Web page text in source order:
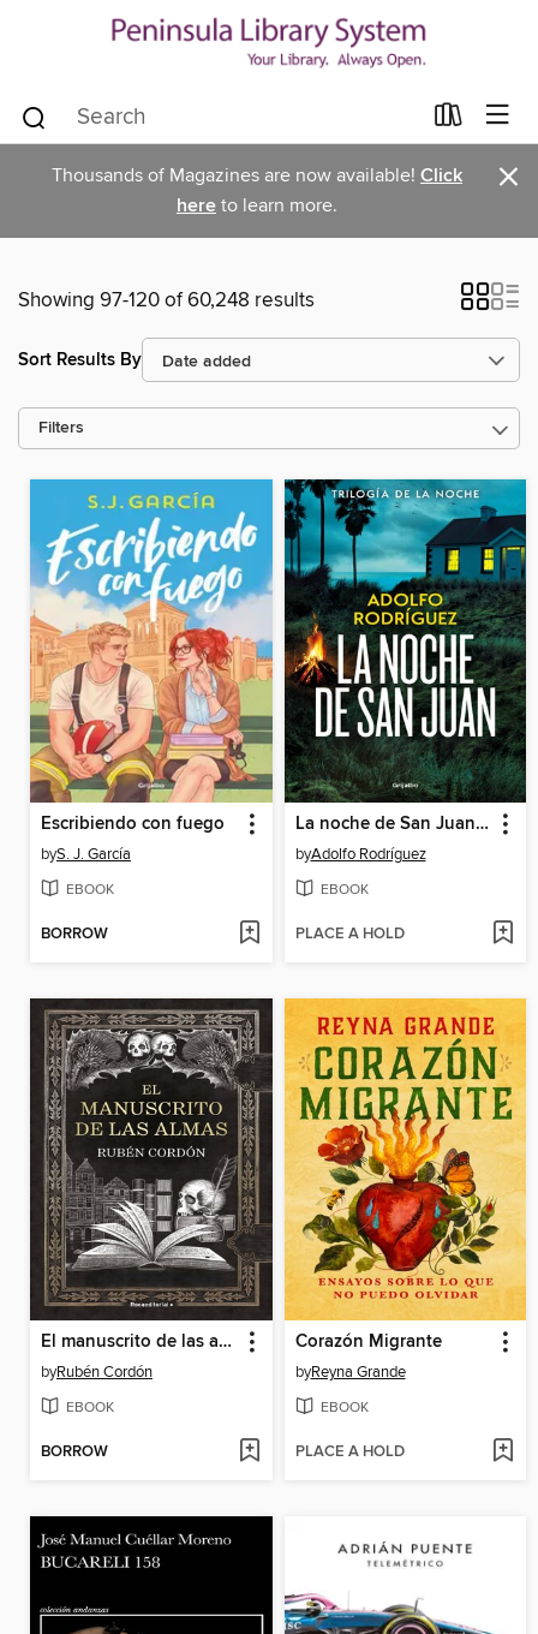
Thousands of Magazines are now available! Click
here to learn more. ×
Showing 97-120 of 60,248 results
Sort Results By
Filters
Escribiendo con fuego
byS. J. García
EBOOK
BORROW
La noche de San Juan (Trilogía de la Noche 1)
byAdolfo Rodríguez
EBOOK
PLACE A HOLD
El manuscrito de las almas
byRubén Cordón
EBOOK
BORROW
Corazón Migrante
byReyna Grande
EBOOK
PLACE A HOLD